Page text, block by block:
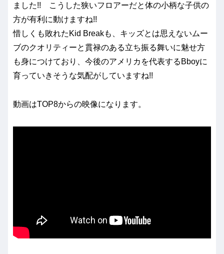
ました!! こうした狭いフロアーだと体の小柄な子供の
方が有利に動けますね!!
惜しくも敗れたKid Breakも、キッズとは思えないムー
ブのクオリティーと貫禄のある立ち振る舞いに魅せ方
も身につけており、今後のアメリカを代表するBboyに
育っていきそうな気配がしていますね!!
動画はTOP8からの映像になります。